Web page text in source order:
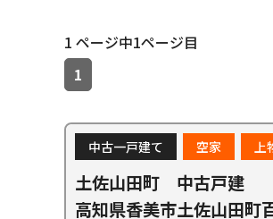
1 ページ中1ページ目
1
中古一戸建て 空家 上
土佐山田町 中古戸建
高知県香美市土佐山田町